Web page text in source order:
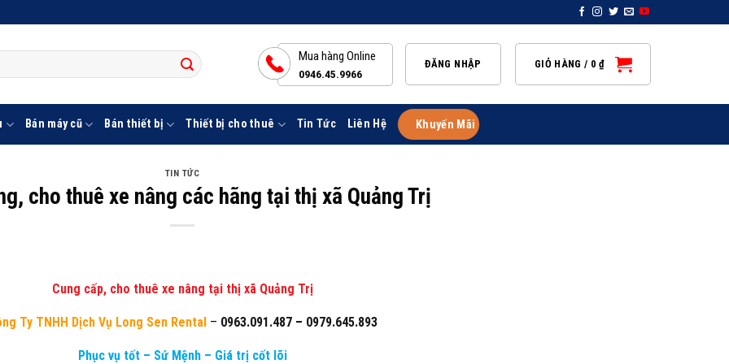
Mua hàng Online
0946.45.9966
ĐĂNG NHẬP GIỎ HÀNG / 0 ₫
Bán máy cũ Bán thiết bị Thiết bị cho thuê Tin Tức Liên Hệ Khuyến Mãi
TIN TỨC
cho thuê xe nâng các hãng tại thị xã Quảng Trị
Cung cấp, cho thuê xe nâng tại thị xã Quảng Trị
Ty TNHH Dịch Vụ Long Sen Rental – 0963.091.487 – 0979.645.893
Phục vụ tốt – Sứ Mệnh – Giá trị cốt lõi